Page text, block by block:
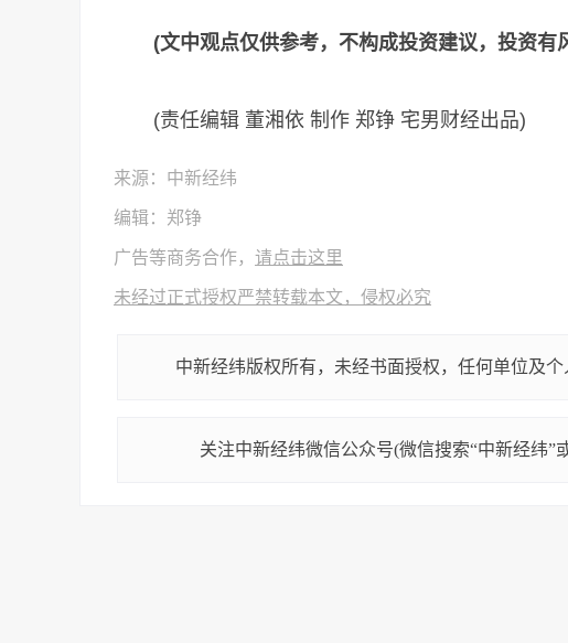
(文中观点仅供参考，不构成投资建议，投资有
(责任编辑 董湘依 制作 郑铮 宅男财经出品)
来源：中新经纬
编辑：郑铮
广告等商务合作， 请点击这里
未经过正式授权严禁转载本文，侵权必究
中新经纬版权所有，未经书面授权，任何单位及
关注中新经纬微信公众号(微信搜索“中新经纬”